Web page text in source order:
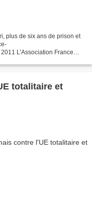
plus de six ans de prison et
L’Association France
totalitaire et